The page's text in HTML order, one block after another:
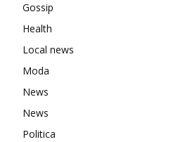
Gossip
Health
Local news
Moda
News
News
Politica